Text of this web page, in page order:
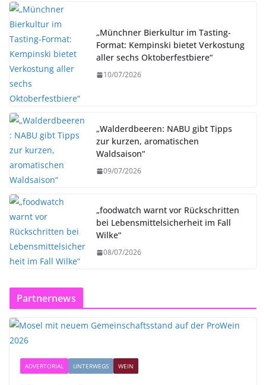
„Münchner Bierkultur im Tasting-
Format: Kempinski bietet Verkostung
aller sechs Oktoberfestbiere“
10/07/2026
„Walderdbeeren: NABU gibt Tipps
zur kurzen, aromatischen
Waldsaison“
09/07/2026
„foodwatch warnt vor Rückschritten
bei Lebensmittelsicherheit im Fall
Wilke“
08/07/2026
Partnernews
ADVERTORIAL UNTERWEGS WEIN